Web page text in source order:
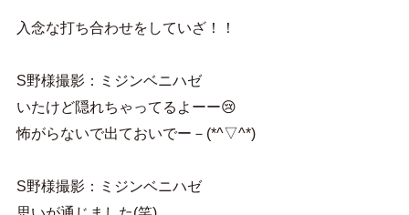
入念な打ち合わせをしていざ！！
S野様撮影：ミジンベニハゼ
いたけど隠れちゃってるよーー😢
怖がらないで出ておいでー－(*^▽^*)
S野様撮影：ミジンベニハゼ